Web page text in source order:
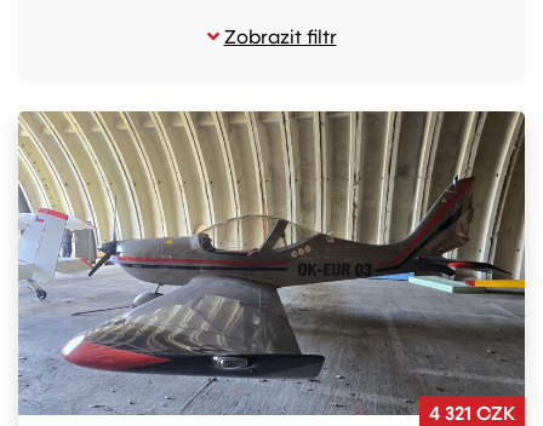
Zobrazit filtr
4 321 CZK